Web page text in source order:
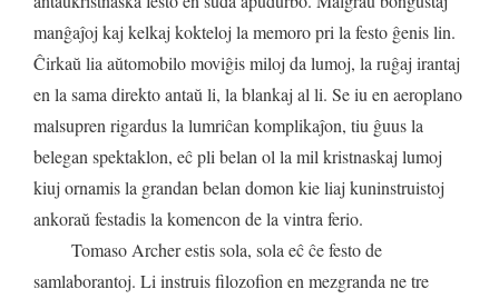
manĝaĵoj kaj kelkaj kokteloj lamemoroprilafesto ĝenislin.
Ĉirkaŭliaaŭtomobilomoviĝismiloj dalumoj, laruĝaj irantaj
enlasamadirektoantaŭli, lablankaj alli. Seiuenaeroplano
malsuprenrigarduslalumriĉankomplikaĵon, tiu ĝuusla
beleganspektaklon, eĉplibelanollamilkristnaskaj lumoj
kiuj ornamisla grandanbelandomonkieliaj kuninstruistoj
ankoraŭfestadislakomencondelavintraferio.
TomasoArcherestissola,solaeĉĉefestode
samlaborantoj. Liinstruisfilozofionenmezgrandanetre